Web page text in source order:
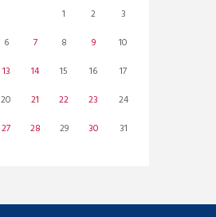
1 2
3
6 7 8 9
10
13 14 15 16
17
20 21 22 23
24
27 28 29 30 31